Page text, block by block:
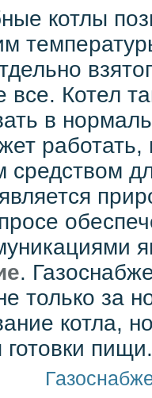
котлы
все. Котел
в
средством
.
только за
котла,
готовки пищи.